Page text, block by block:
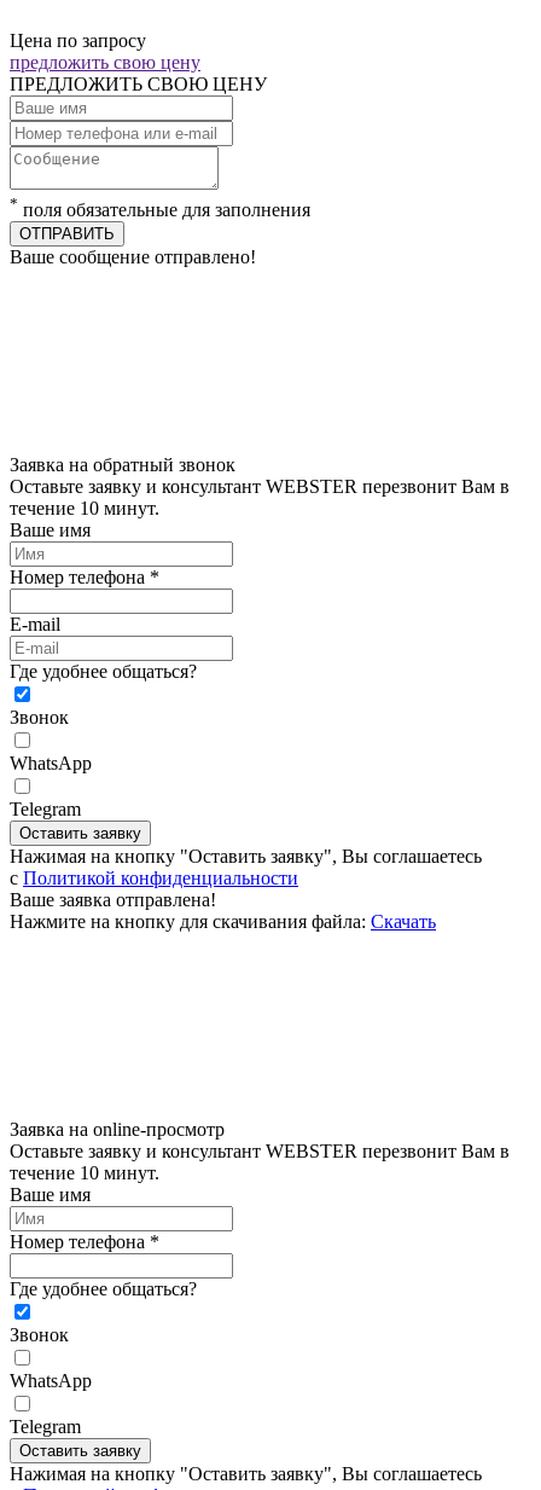
Цена по запросу
предложить свою цену
ПРЕДЛОЖИТЬ СВОЮ ЦЕНУ
* поля обязательные для заполнения
ОТПРАВИТЬ
Ваше сообщение отправлено!
Заявка на обратный звонок
Оставьте заявку и консультант WEBSTER перезвонит Вам в
течение 10 минут.
Ваше имя
Номер телефона *
E-mail
Где удобнее общаться?
Звонок
WhatsApp
Telegram
Оставить заявку
Нажимая на кнопку "Оставить заявку", Вы соглашаетесь
c Политикой конфиденциальности
Ваше заявка отправлена!
Нажмите на кнопку для скачивания файла: Скачать
Заявка на online-просмотр
Оставьте заявку и консультант WEBSTER перезвонит Вам в
течение 10 минут.
Ваше имя
Номер телефона *
Где удобнее общаться?
Звонок
WhatsApp
Telegram
Оставить заявку
Нажимая на кнопку "Оставить заявку", Вы соглашаетесь